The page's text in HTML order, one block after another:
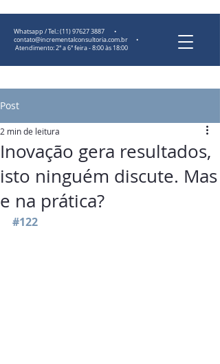
Whatsapp / Tel.:(11) 97627 3887 •
contato@incrementalconsultoria.com.br •
Atendimento: 2ª a 6ª feira - 8:00 às 18:00
Post
Inovação gera resultados,
isto ninguém discute. Mas
e na prática?
2 min de leitura
#122